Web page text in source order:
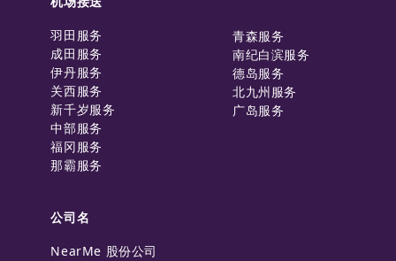
羽田服务
成田服务
伊丹服务
关西服务
新千岁服务
中部服务
福冈服务
那霸服务
公司名
NearMe 股份公司
青森服务
南纪白滨服务
德岛服务
北九州服务
广岛服务